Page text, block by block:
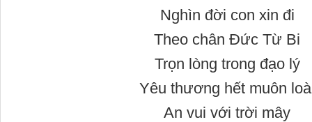
Nghìn đời con xin đi
Theo chân Đức Từ Bi
Trọn lòng trong đạo lý
Yêu thương hết muôn
An vui với trời mây